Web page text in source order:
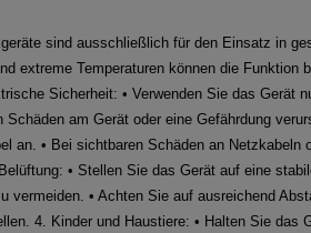
sind ausschließlich für den Einsatz in
extreme Temperaturen können die Funktion
Sicherheit: • Verwenden Sie das Gerät
am Gerät oder eine Gefährdung
an. • Bei sichtbaren Schäden an
• Stellen Sie das Gerät auf eine
vermeiden. • Achten Sie auf ausreichend
4. Kinder und Haustiere: • Halten Sie das